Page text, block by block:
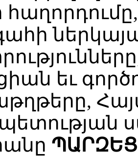
եւ
ՊԱՐԶԵՑ